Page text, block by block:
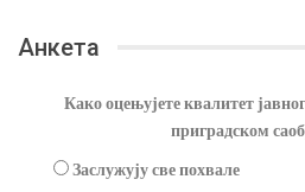
Анкета
Како оцењујете квалитет
приградском
Заслужују све похвале